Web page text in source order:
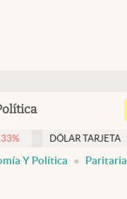
DÓLAR TARJETA $ 1976
Y Política Paritaria